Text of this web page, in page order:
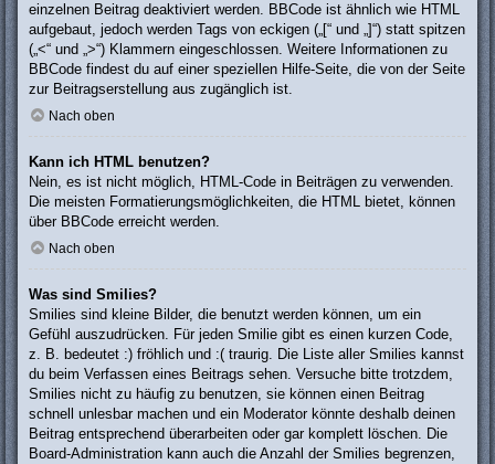
einzelnen Beitrag deaktiviert werden. BBCode ist ähnlich wie HTML
aufgebaut, jedoch werden Tags von eckigen („[“ und „]“) statt spitzen
(„<“ und „>“) Klammern eingeschlossen. Weitere Informationen zu
BBCode findest du auf einer speziellen Hilfe-Seite, die von der Seite
zur Beitragserstellung aus zugänglich ist.
Nach oben
Kann ich HTML benutzen?
Nein, es ist nicht möglich, HTML-Code in Beiträgen zu verwenden.
Die meisten Formatierungsmöglichkeiten, die HTML bietet, können
über BBCode erreicht werden.
Nach oben
Was sind Smilies?
Smilies sind kleine Bilder, die benutzt werden können, um ein
Gefühl auszudrücken. Für jeden Smilie gibt es einen kurzen Code,
z. B. bedeutet :) fröhlich und :( traurig. Die Liste aller Smilies kannst
du beim Verfassen eines Beitrags sehen. Versuche bitte trotzdem,
Smilies nicht zu häufig zu benutzen, sie können einen Beitrag
schnell unlesbar machen und ein Moderator könnte deshalb deinen
Beitrag entsprechend überarbeiten oder gar komplett löschen. Die
Board-Administration kann auch die Anzahl der Smilies begrenzen,